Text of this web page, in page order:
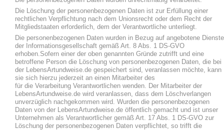
Die Löschung der personenbezogenen Daten ist zur Erfüllung einer
rechtlichen Verpflichtung nach dem Unionsrecht oder dem Recht der
Mitgliedstaaten erforderlich, dem der Verantwortliche unterliegt.
Die personenbezogenen Daten wurden in Bezug auf angebotene Dienste
der Informationsgesellschaft gemäß Art. 8 Abs. 1 DS-GVO
erhoben.Sofern einer der oben genannten Gründe zutrifft und eine
betroffene Person die Löschung von personenbezogenen Daten, die bei
der LebensArtundweise.de gespeichert sind, veranlassen möchte, kann
sie sich hierzu jederzeit an einen Mitarbeiter des
für die Verarbeitung Verantwortlichen wenden. Der Mitarbeiter der
LebensArtundweise.de wird veranlassen, dass dem Löschverlangen
unverzüglich nachgekommen wird. Wurden die personenbezogenen
Daten von der LebensArtundweise.de öffentlich gemacht und ist unser
Unternehmen als Verantwortlicher gemäß Art. 17 Abs. 1 DS-GVO zur
Löschung der personenbezogenen Daten verpflichtet, so trifft die